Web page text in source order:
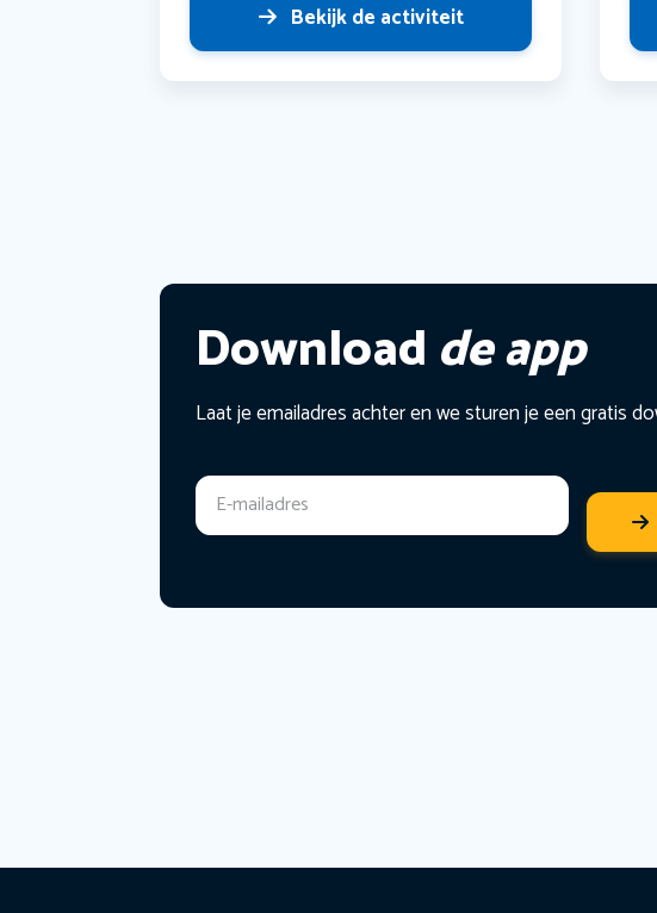
Bekijk de activiteit
Download de app
Laat je emailadres achter en we sturen je een gratis